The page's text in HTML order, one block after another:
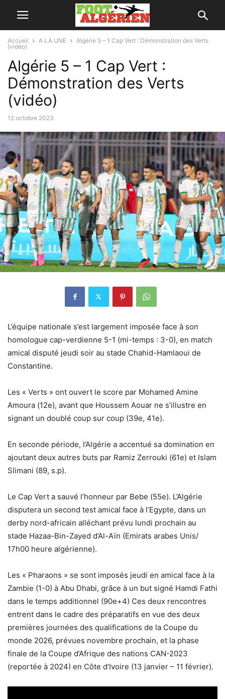
Accueil A LA UNE
Algérie 5 – 1 Cap Vert : Démonstration des Verts
(vidéo)
Algérie 5 – 1 Cap Vert :
Démonstration des Verts
(vidéo)
12 octobre 2023
L’équipe nationale s’est largement imposée face à son
homologue cap-verdienne 5-1 (mi-temps : 3-0), en match
amical disputé jeudi soir au stade Chahid-Hamlaoui de
Constantine.
Les « Verts » ont ouvert le score par Mohamed Amine
Amoura (12e), avant que Houssem Aouar ne s’illustre en
signant un doublé coup sur coup (39e, 41e).
En seconde période, l’Algérie a accentué sa domination en
ajoutant deux autres buts par Ramiz Zerrouki (61e) et Islam
Slimani (89, s.p).
Le Cap Vert a sauvé l’honneur par Bebe (55e). L’Algérie
disputera un second test amical face à l’Egypte, dans un
derby nord-africain alléchant prévu lundi prochain au
stade Hazaa-Bin-Zayed d’Al-Aïn (Emirats arabes Unis/
17h00 heure algérienne).
Les « Pharaons » se sont imposés jeudi en amical face à la
Zambie (1-0) à Abu Dhabi, grâce à un but signé Hamdi Fathi
dans le temps additionnel (90e+4) Ces deux rencontres
entrent dans le cadre des préparatifs en vue des deux
premières journées des qualifications de la Coupe du
monde 2026, prévues novembre prochain, et la phase
finale de la Coupe d’Afrique des nations CAN-2023
(reportée à 2024) en Côte d’Ivoire (13 janvier – 11 février).